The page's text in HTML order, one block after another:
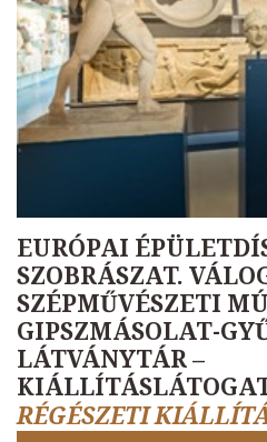
EURÓPAI
SZOBRÁSZAT.
SZÉPMŰVÉSZETI
GIPSZMÁSOLAT-
LÁTVÁNYTÁR –
RÉGÉSZETI